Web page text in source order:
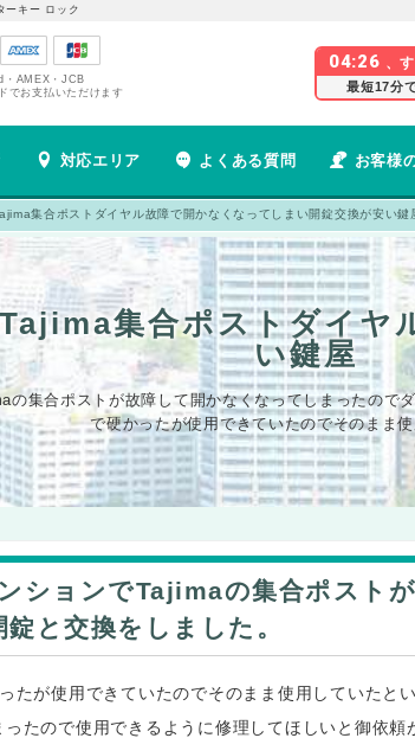
ーキー ロック
AMEX・JCB
でお支払いただけます
04:26 、
最短17分
対応エリア よくある質問 お客様
集合ポストダイヤル故障で開かなくなってしまい開錠交換が安い鍵
集合ポストダイ
い鍵屋
集合ポストが故障して開かなくなってしまったので
で硬かったが使用できていたのでそのまま
ションでTajimaの集合ポスト
と交換をしました。
が使用できていたのでそのまま使用していたとい
たので使用できるように修理してほしいと御依頼